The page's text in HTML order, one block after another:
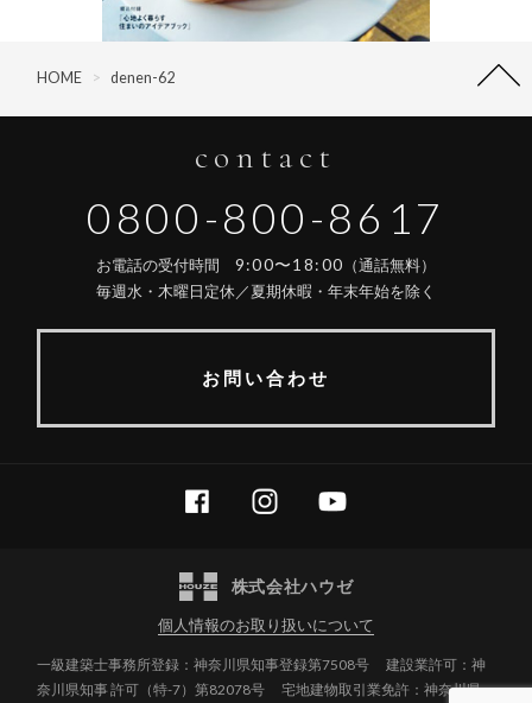
HOME > denen-62
contact
0800-800-8617
お電話の受付時間 9:00〜18:00 （通話無料）
毎週水・木曜日定休／夏期休暇・年末年始を除く
お問い合わせ
FACEBOOKINSTAGRAM
株式会社ハウゼ
個人情報のお取り扱いについて
一級建築士事務所登録：神奈川県知事登録第7508号
建設業許可：神
奈川県知事 許可（特-7）第82078号
宅地建物取引業免許：神奈川県